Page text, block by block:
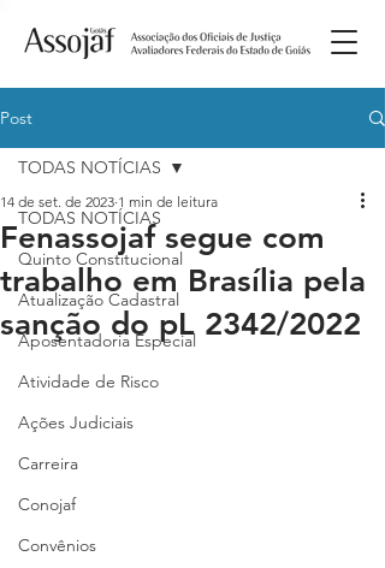
Post
TODAS NOTÍCIAS
Quinto Constitucional
Atualização Cadastral
Aposentadoria Especial
Atividade de Risco
Ações Judiciais
Carreira
Conojaf
Convênios
TODAS NOTÍCIAS
Fenassojaf segue com
trabalho em Brasília pela
sanção do pL 2342/2022
14 de set. de 2023 1 min de leitura